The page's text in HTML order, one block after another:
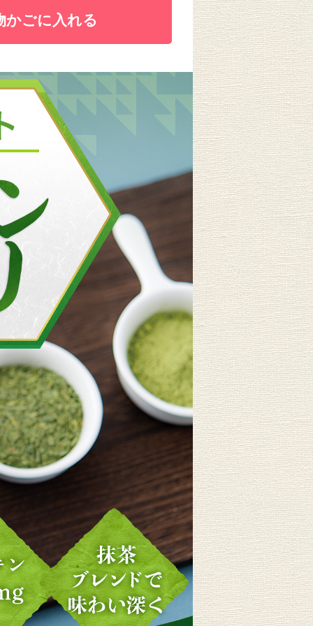
かごに入れる